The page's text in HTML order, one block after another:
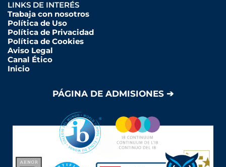
LINKS DE INTERÉS
Trabaja con nosotros
Política de Uso
Política de Privacidad
Política de Cookies
Aviso Legal
Canal Ético
Inicio
PÁGINA DE ADMISIONES ➔